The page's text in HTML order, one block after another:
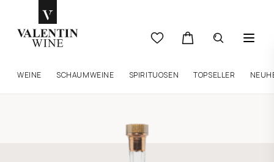
WEINE SCHAUMWEINE SPIRITUOSEN TOPSELLER